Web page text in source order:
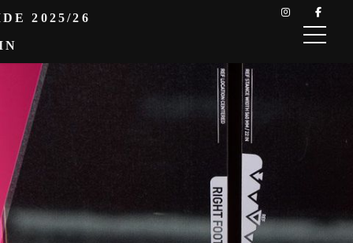
2025/26